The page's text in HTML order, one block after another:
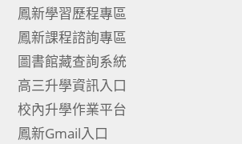
鳳新學習歷程專區
鳳新課程諮詢專區
圖書館藏查詢系統
高三升學資訊入口
校內升學作業平台
鳳新Gmail入口